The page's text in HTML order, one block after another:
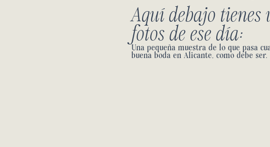
Aquí debajo tienes
fotos de ese día:
Una pequeña muestra de lo que pasa
buena boda en Alicante, como debe ser.